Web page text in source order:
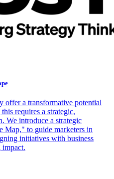
offer a transformative potential
requires a strategic,
We introduce a strategic
Map," to guide marketers in
initiatives with business
impact.